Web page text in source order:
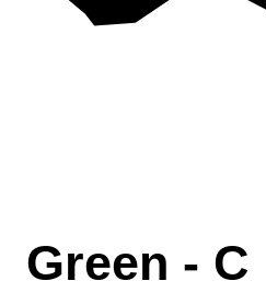
Green - C